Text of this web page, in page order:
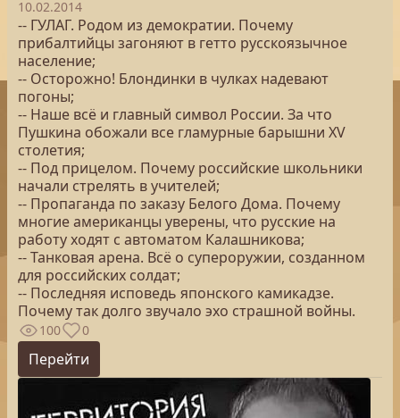
10.02.2014
-- ГУЛАГ. Родом из демократии. Почему
прибалтийцы загоняют в гетто русскоязычное
население;
-- Осторожно! Блондинки в чулках надевают
погоны;
-- Наше всё и главный символ России. За что
Пушкина обожали все гламурные барышни XV
столетия;
-- Под прицелом. Почему российские школьники
начали стрелять в учителей;
-- Пропаганда по заказу Белого Дома. Почему
многие американцы уверены, что русские на
работу ходят с автоматом Калашникова;
-- Танковая арена. Всё о супероружии, созданном
для российских солдат;
-- Последняя исповедь японского камикадзе.
Почему так долго звучало эхо страшной войны.
100 0
Перейти